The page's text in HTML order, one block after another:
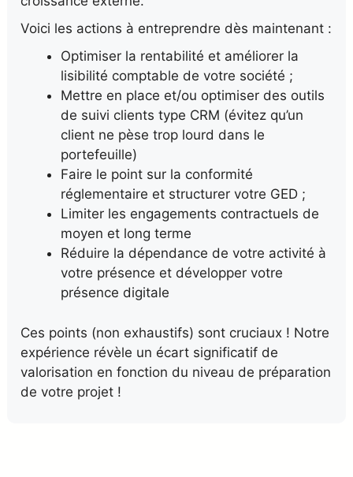
Voici les actions à entreprendre dès maintenant :
Optimiser la rentabilité et améliorer la
lisibilité comptable de votre société ;
Mettre en place et/ou optimiser des outils
de suivi clients type CRM (évitez qu’un
client ne pèse trop lourd dans le
portefeuille)
Faire le point sur la conformité
réglementaire et structurer votre GED ;
Limiter les engagements contractuels de
moyen et long terme
Réduire la dépendance de votre activité à
votre présence et développer votre
présence digitale
Ces points (non exhaustifs) sont cruciaux ! Notre
expérience révèle un écart significatif de
valorisation en fonction du niveau de préparation
de votre projet !